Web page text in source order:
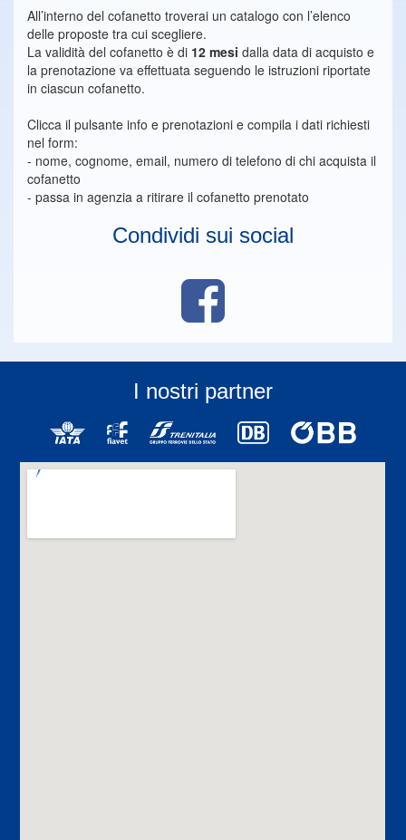
All’interno del cofanetto troverai un catalogo con l’elenco
delle proposte tra cui scegliere.
La validità del cofanetto è di 12 mesi dalla data di acquisto e
la prenotazione va effettuata seguendo le istruzioni riportate
in ciascun cofanetto.
Clicca il pulsante info e prenotazioni e compila i dati richiesti
nel form:
- nome, cognome, email, numero di telefono di chi acquista il
cofanetto
- passa in agenzia a ritirare il cofanetto prenotato
Condividi sui social
I nostri partner